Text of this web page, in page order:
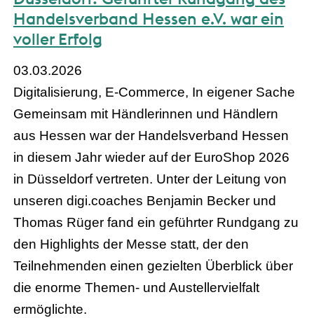
Handelsverband Hessen e.V. war ein
voller Erfolg
03.03.2026
Digitalisierung, E-Commerce, In eigener Sache
Gemeinsam mit Händlerinnen und Händlern
aus Hessen war der Handelsverband Hessen
in diesem Jahr wieder auf der EuroShop 2026
in Düsseldorf vertreten. Unter der Leitung von
unseren digi.coaches Benjamin Becker und
Thomas Rüger fand ein geführter Rundgang zu
den Highlights der Messe statt, der den
Teilnehmenden einen gezielten Überblick über
die enorme Themen- und Austellervielfalt
ermöglichte.